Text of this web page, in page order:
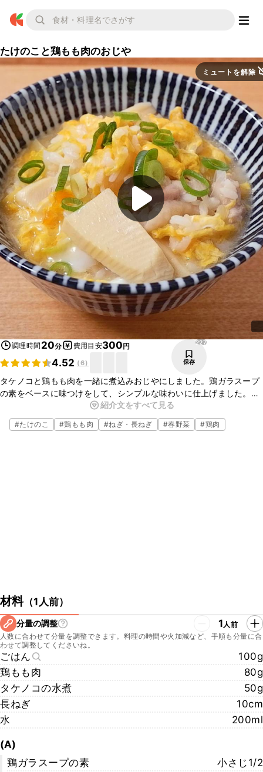
たけのこと鶏もも肉のおじや
ミュートを解除
調理時間 20分 費用目安300円
4.52 (6)
227
保存
タケノコと鶏もも肉を一緒に煮込みおじやにしました。鶏ガラスープ
の素をベースに味つけをして、シンプルな味わいに仕上げました。味
が染みてやわらかくなったごはんと共にお召し上がりください。
紹介文をすべて見る
#たけのこ #鶏もも肉 #ねぎ・長ねぎ #春野菜 #鶏肉
材料（1人前）
分量の調整 1人前
人数に合わせて分量を調整できます。料理の時間や火加減など、手順も分量に合
わせて調整してくださいね。
ごはん
100g
鶏もも肉
80g
タケノコの水煮
50g
長ねぎ
10cm
水
200ml
(A)
鶏ガラスープの素
小さじ1/2